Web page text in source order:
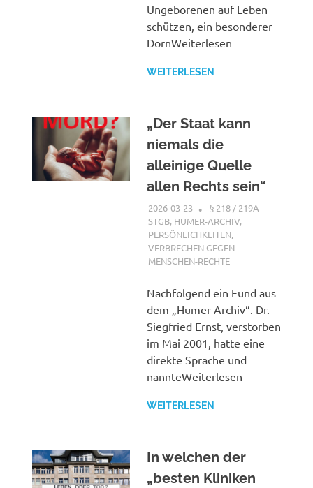
Ungeborenen auf Leben
schützen, ein besonderer
DornWeiterlesen
WEITERLESEN
„Der Staat kann
niemals die
alleinige Quelle
allen Rechts sein“
2026-03-23 XX
§ 218 / 219A
STGB, HUMER-ARCHIV,
PERSÖNLICHKEITEN,
VERBRECHEN GEGEN
MENSCHEN-RECHTE
Nachfolgend ein Fund aus
dem „Humer Archiv“. Dr.
Siegfried Ernst, verstorben
im Mai 2001, hatte eine
direkte Sprache und
nannteWeiterlesen
WEITERLESEN
In welchen der
„besten Kliniken